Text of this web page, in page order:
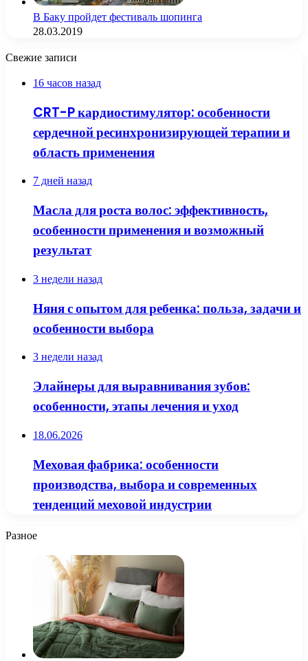
В Баку пройдет фестиваль шопинга
28.03.2019
Свежие записи
16 часов назад
CRT-P кардиостимулятор: особенности
сердечной ресинхронизирующей терапии и
область применения
7 дней назад
Масла для роста волос: эффективность,
особенности применения и возможный
результат
3 недели назад
Няня с опытом для ребенка: польза, задачи и
особенности выбора
3 недели назад
Элайнеры для выравнивания зубов:
особенности, этапы лечения и уход
18.06.2026
Меховая фабрика: особенности
производства, выбора и современных
тенденций меховой индустрии
Разное